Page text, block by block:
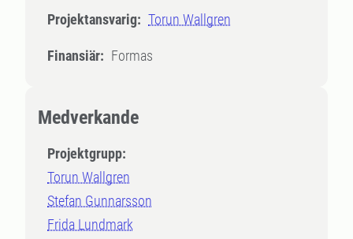
Projektansvarig: Torun Wallgren
Finansiär: Formas
Medverkande
Projektgrupp:
Torun Wallgren
Stefan Gunnarsson
Frida Lundmark